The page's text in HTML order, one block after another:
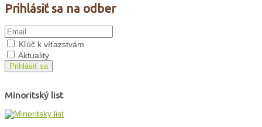
Prihlásiť sa na odber
Kľúč k víťazstvám
Aktuality
Prihlásiť sa
Minoritský list